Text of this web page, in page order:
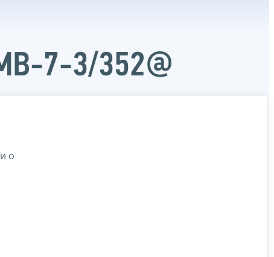
7-3/352@
о